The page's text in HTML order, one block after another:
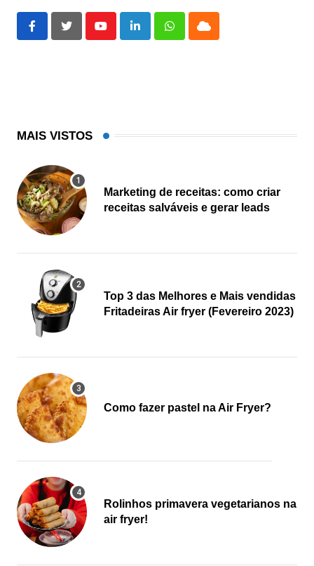
YoutubeLinkedInWhatsappCloud
MAIS VISTOS
Marketing de receitas: como criar
receitas salváveis e gerar leads
Top 3 das Melhores e Mais vendidas
Fritadeiras Air fryer (Fevereiro 2023)
Como fazer pastel na Air Fryer?
Rolinhos primavera vegetarianos na
air fryer!